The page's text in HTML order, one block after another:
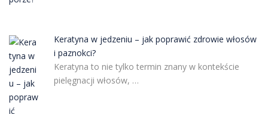
Keratyna w jedzeniu – jak poprawić zdrowie włosów
i paznokci?
Keratyna to nie tylko termin znany w kontekście
pielęgnacji włosów, …